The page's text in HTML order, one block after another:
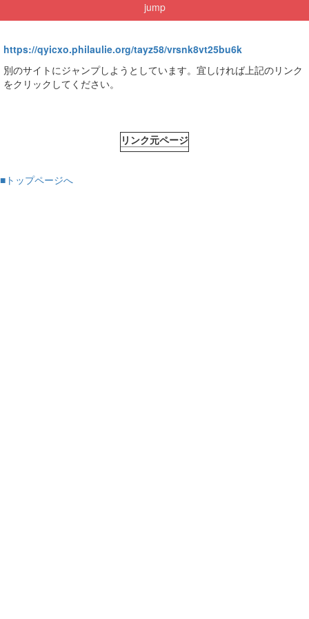
jump
https://qyicxo.philaulie.org/tayz58/vrsnk8vt25bu6k
別のサイトにジャンプしようとしています。宜しければ上記のリンク
をクリックしてください。
リンク元ページ
■トップページへ